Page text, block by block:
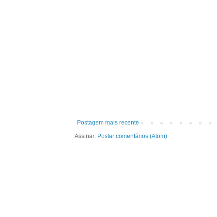
Postagem mais recente
Assinar: Postar comentários (Atom)